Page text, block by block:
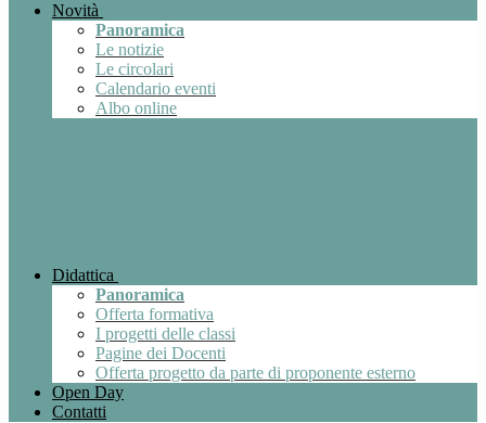
Novità
Panoramica
Le notizie
Le circolari
Calendario eventi
Albo online
Didattica
Panoramica
Offerta formativa
I progetti delle classi
Pagine dei Docenti
Offerta progetto da parte di proponente esterno
Open Day
Contatti